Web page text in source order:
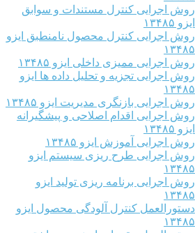
روش اجرایی کنترل مستندات و سوابق
ایزو ۱۳۴۸۵
روش اجرایی کنترل محصول نامنطبق ایزو
۱۳۴۸۵
روش اجرایی ممیزی داخلی ایزو ۱۳۴۸۵
روش اجرایی تجزیه و تحلیل داده ها ایزو
۱۳۴۸۵
روش اجرایی بازنگری مدیریت ایزو ۱۳۴۸۵
روش اجرایی اقدام اصلاحی و پیشگیرانه
ایزو ۱۳۴۸۵
روش اجرایی آموزش ایزو ۱۳۴۸۵
روش اجرایی طرح ریزی سیستم ایزو
۱۳۴۸۵
روش اجرایی برنامه ریزی تولید ایزو
۱۳۴۸۵
دستورالعمل کنترل آلودگی محصول ایزو
۱۳۴۸۵